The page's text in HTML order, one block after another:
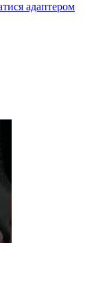
адаптером